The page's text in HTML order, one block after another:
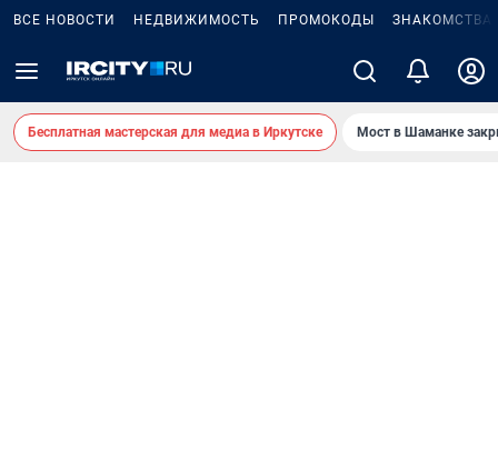
ВСЕ НОВОСТИ НЕДВИЖИМОСТЬ ПРОМОКОДЫ ЗНАКОМСТВА
Бесплатная мастерская для медиа в Иркутске Мост в Шаманке